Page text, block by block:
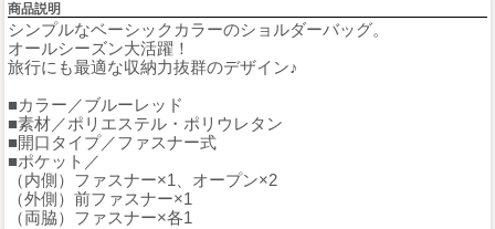
商品説明
シンプルなベーシックカラーのショルダーバッグ。
オールシーズン大活躍！
旅行にも最適な収納力抜群のデザイン♪
■カラー／ブルーレッド
■素材／ポリエステル・ポリウレタン
■開口タイプ／ファスナー式
■ポケット／
（内側）ファスナー×1、オープン×2
（外側）前ファスナー×1
（両脇）ファスナー×各1